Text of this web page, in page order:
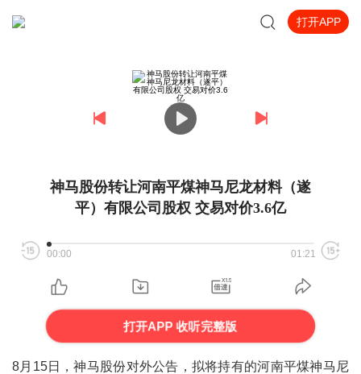
打开APP
神马股份转让河南平煤神马尼龙材料（遂
平）有限公司股权 交易对价3.6亿
00:00 01:21
打开APP 收听完整版
8月15日，神马股份对外公告，拟将持有的河南平煤神马尼